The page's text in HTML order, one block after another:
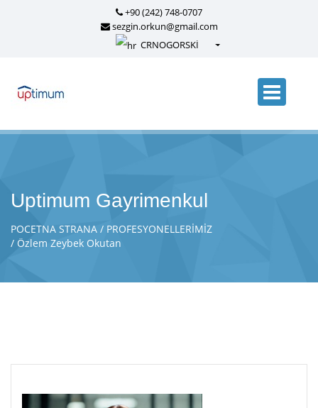
+90 (242) 748-0707
sezgin.orkun@gmail.com
CRNOGORSKİ
فارسی - Persian
Српски - Serbian
Uptimum Gayrimenkul
POCETNA STRANA
PROFESYONELLERİMİZ
Özlem Zeybek Okutan